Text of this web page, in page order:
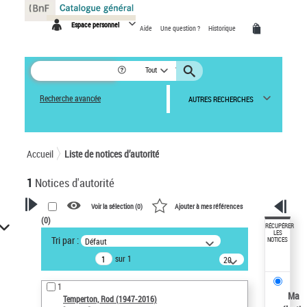
Espace personnel Aide Une question ? Historique
Tout
Recherche avancée AUTRES RECHERCHES
Accueil Liste de notices d’autorité
1 Notices d'autorité
VOTRE RECHERCHE
Recherche avancée dans les
notices d’autorité
Œuvres liées à l'auteur :
Temperton, Rod (1947-2016)
Voir la sélection (0) Ajouter à mes références
(0)
Tri par : Défaut
sur 1
20
résultats/page
1
Temperton, Rod (1947-2016)
RÉCUPÉRER
LES
NOTICES
Ma
Panneau de gestion des cookies